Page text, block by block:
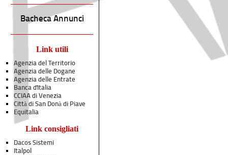
Bacheca Annunci
Link utili
Agenzia del Territorio
Agenzia delle Dogane
Agenzia delle Entrate
Banca d'Italia
CCIAA di Venezia
Città di San Donà di Piave
Equitalia
Link consigliati
Dacos Sistemi
Italpol